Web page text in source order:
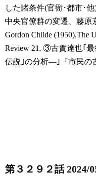
した諸条件(官衙･都市･
中央官僚群の変遷、藤原
Gordon Childe (1950),The
Review 21. ③古賀達也｢最
伝説｣の分析―｣『市民の
第３２９２話 2024/